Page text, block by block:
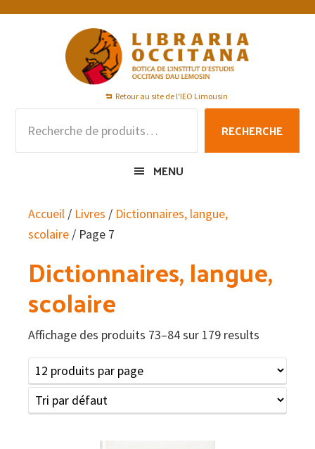
Passer
Passer
Passer
Retour au site de l'IEO Limousin
pour :
RECHERCHE
MENU
Accueil / Livres / Dictionnaires, langue,
scolaire / Page 7
Dictionnaires, langue,
scolaire
Affichage des produits 73–84 sur 179 results